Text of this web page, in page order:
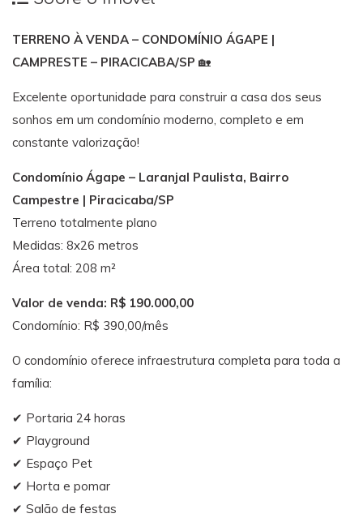
TERRENO À VENDA – CONDOMÍNIO ÁGAPE |
CAMPRESTE – PIRACICABA/SP 🏡
Excelente oportunidade para construir a casa dos seus
sonhos em um condomínio moderno, completo e em
constante valorização!
Condomínio Ágape – Laranjal Paulista, Bairro
Campestre | Piracicaba/SP
Terreno totalmente plano
Medidas: 8x26 metros
Área total: 208 m²
Valor de venda: R$ 190.000,00
Condomínio: R$ 390,00/mês
O condomínio oferece infraestrutura completa para toda a
família:
✔ Portaria 24 horas
✔ Playground
✔ Espaço Pet
✔ Horta e pomar
✔ Salão de festas